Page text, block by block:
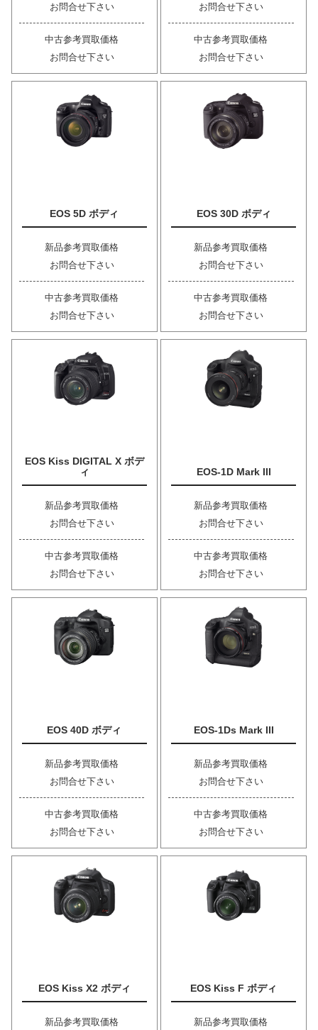
お問合せ下さい
中古参考買取価格
お問合せ下さい
お問合せ下さい
中古参考買取価格
お問合せ下さい
EOS 5D ボディ
新品参考買取価格
お問合せ下さい
中古参考買取価格
お問合せ下さい
EOS 30D ボディ
新品参考買取価格
お問合せ下さい
中古参考買取価格
お問合せ下さい
EOS Kiss DIGITAL X ボデ
ィ
新品参考買取価格
お問合せ下さい
中古参考買取価格
お問合せ下さい
EOS-1D Mark III
新品参考買取価格
お問合せ下さい
中古参考買取価格
お問合せ下さい
EOS 40D ボディ
新品参考買取価格
お問合せ下さい
中古参考買取価格
お問合せ下さい
EOS-1Ds Mark III
新品参考買取価格
お問合せ下さい
中古参考買取価格
お問合せ下さい
EOS Kiss X2 ボディ
新品参考買取価格
EOS Kiss F ボディ
新品参考買取価格